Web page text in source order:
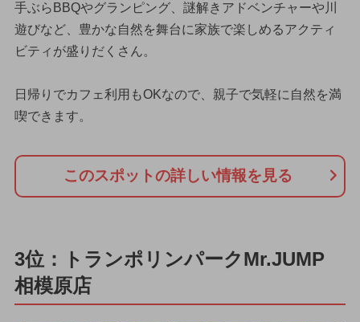
手ぶらBBQやグランピング、謎解きアドベンチャーや川
遊びなど、豊かな自然を舞台に家族で楽しめるアクティ
ビティが盛りだくさん。
日帰りでカフェ利用もOKなので、親子で気軽に自然を満
喫できます。
このスポットの詳しい情報を見る
3位：トランポリンパークMr.JUMP
相模原店